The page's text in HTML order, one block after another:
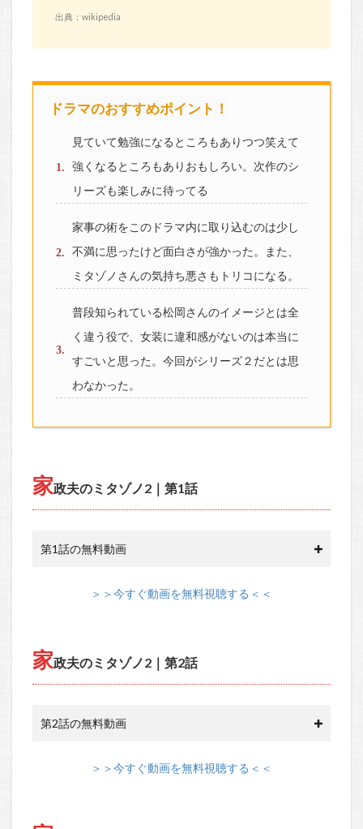
出典：wikipedia
ドラマのおすすめポイント！
見ていて勉強になるところもありつつ笑えて
強くなるところもありおもしろい。次作のシ
リーズも楽しみに待ってる
家事の術をこのドラマ内に取り込むのは少し
不満に思ったけど面白さが強かった。また、
ミタゾノさんの気持ち悪さもトリコになる。
普段知られている松岡さんのイメージとは全
く違う役で、女装に違和感がないのは本当に
すごいと思った。今回がシリーズ２だとは思
わなかった。
家政夫のミタゾノ2｜第1話
第1話の無料動画
＞＞今すぐ動画を無料視聴する＜＜
家政夫のミタゾノ2｜第2話
第2話の無料動画
＞＞今すぐ動画を無料視聴する＜＜